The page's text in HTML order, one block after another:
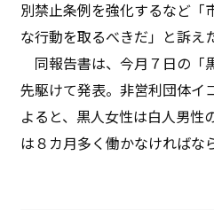
別禁止条例を強化するなど「
な行動を取るべきだ」と訴え
同報告書は、今月７日の「
先駆けて発表。非営利団体イ
よると、黒人女性は白人男性
は８カ月多く働かなければな